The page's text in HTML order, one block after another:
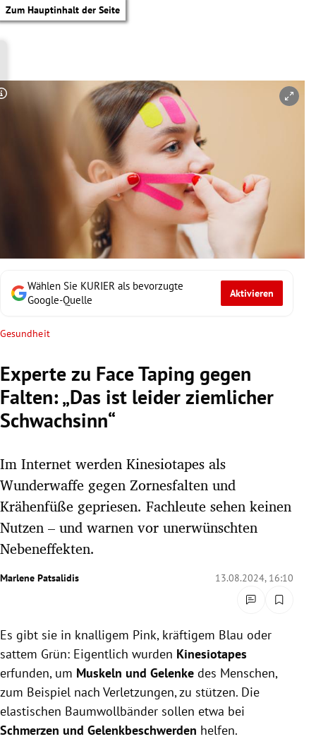
Zum Hauptinhalt der Seite
Untermenü
Untermenü
Untermenü
Untermenü
Untermenü
Untermenü
Untermenü
Wählen Sie KURIER als bevorzugte
Google-Quelle
Aktivieren
Gesundheit
Experte zu Face Taping gegen
Falten: „Das ist leider ziemlicher
Schwachsinn“
Im Internet werden Kinesiotapes als
Wunderwaffe gegen Zornesfalten und
Krähenfüße gepriesen. Fachleute sehen keinen
Nutzen – und warnen vor unerwünschten
Nebeneffekten.
Marlene Patsalidis 13.08.2024, 16:10
Copyright-Hinweis öffnen/schließen
Es gibt sie in knalligem Pink, kräftigem Blau oder
sattem Grün: Eigentlich wurden Kinesiotapes
erfunden, um Muskeln und Gelenke des Menschen,
zum Beispiel nach Verletzungen, zu stützen. Die
elastischen Baumwollbänder sollen etwa bei
Schmerzen und Gelenkbeschwerden helfen.